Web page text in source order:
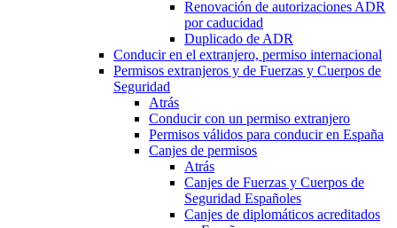
Renovación de autorizaciones ADR
por caducidad
Duplicado de ADR
Conducir en el extranjero, permiso internacional
Permisos extranjeros y de Fuerzas y Cuerpos de
Seguridad
Atrás
Conducir con un permiso extranjero
Permisos válidos para conducir en España
Canjes de permisos
Atrás
Canjes de Fuerzas y Cuerpos de
Seguridad Españoles
Canjes de diplomáticos acreditados